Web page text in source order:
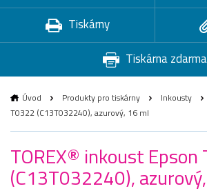
Tiskárny
Tiskárna zdarma
Úvod Produkty pro tiskárny Inkousty
T0322 (C13T032240), azurový, 16 ml
TOREX® inkoust Epson
(C13T032240),